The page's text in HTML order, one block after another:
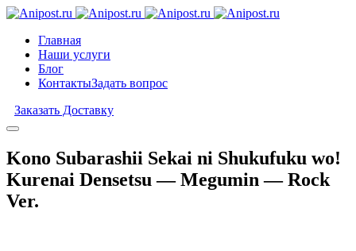
Главная
Наши услуги
Блог
КонтактыЗадать вопрос
Заказать Доставку
Kono Subarashii Sekai ni Shukufuku wo!
Kurenai Densetsu — Megumin — Rock
Ver.